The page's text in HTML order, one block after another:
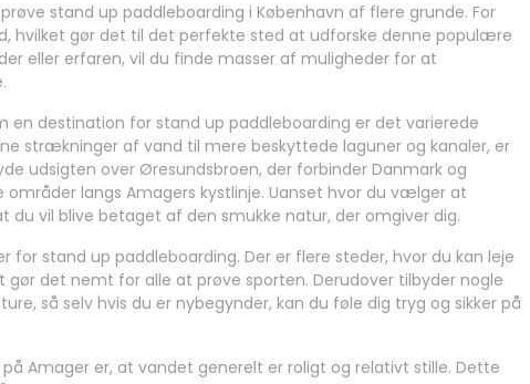
stand up paddleboarding i København af flere grunde. For
hvilket gør det til det perfekte sted at udforske denne populære
eller erfaren, vil du finde masser af muligheder for at
destination for stand up paddleboarding er det varierede
strækninger af vand til mere beskyttede laguner og kanaler, er
udsigten over Øresundsbroen, der forbinder Danmark og
områder langs Amagers kystlinje. Uanset hvor du vælger at
du vil blive betaget af den smukke natur, der omgiver dig.
for stand up paddleboarding. Der er flere steder, hvor du kan leje
gør det nemt for alle at prøve sporten. Derudover tilbyder nogle
så selv hvis du er nybegynder, kan du føle dig tryg og sikker på
Amager er, at vandet generelt er roligt og relativt stille. Dette